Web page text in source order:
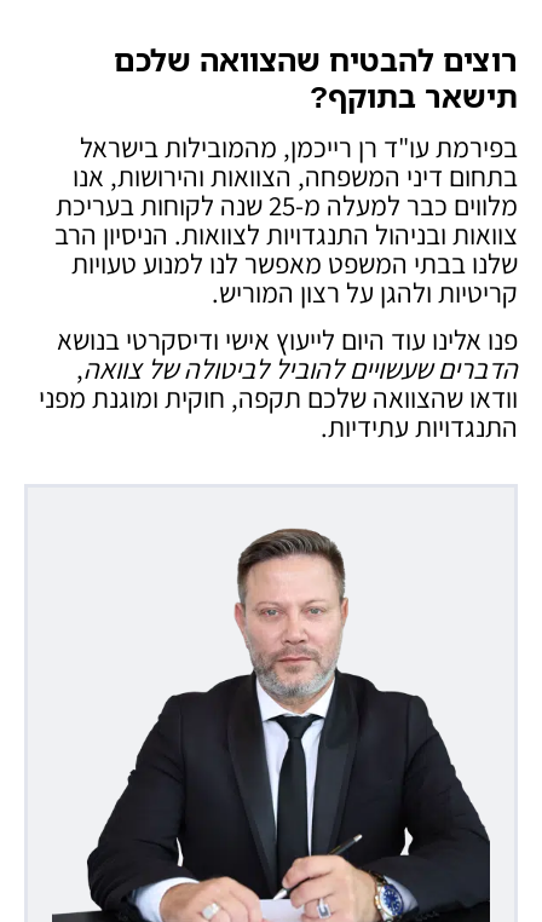
רוצים להבטיח שהצוואה שלכם
תישאר בתוקף?
בפירמת עו"ד רן רייכמן, מהמובילות בישראל
בתחום דיני המשפחה, הצוואות והירושות, אנו
מלווים כבר למעלה מ-25 שנה לקוחות בעריכת
צוואות ובניהול התנגדויות לצוואות. הניסיון הרב
שלנו בבתי המשפט מאפשר לנו למנוע טעויות
קריטיות ולהגן על רצון המוריש.
פנו אלינו עוד היום לייעוץ אישי ודיסקרטי בנושא
הדברים שעשויים להוביל לביטולה של צוואה,
וודאו שהצוואה שלכם תקפה, חוקית ומוגנת מפני
התנגדויות עתידיות.